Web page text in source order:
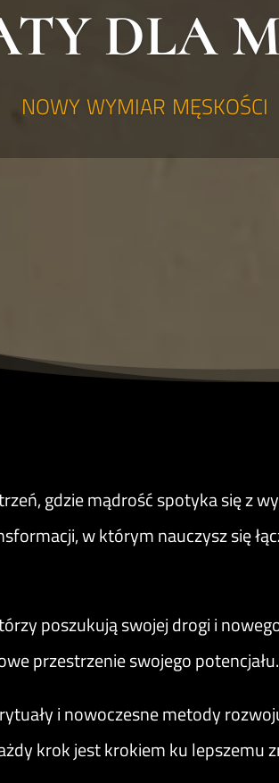
DLA
nowy wymiar męskości
gdzie mądrość spotyka się z
w którym nauczysz się
poszukują swojej drogi i
przestrzenie swojego potencjału.
i nowoczesne metody
krok jest krokiem ku lepszemu